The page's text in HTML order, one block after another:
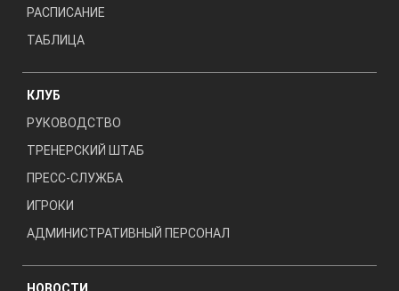
РАСПИСАНИЕ
ТАБЛИЦА
КЛУБ
РУКОВОДСТВО
ТРЕНЕРСКИЙ ШТАБ
ПРЕСС-СЛУЖБА
ИГРОКИ
АДМИНИСТРАТИВНЫЙ ПЕРСОНАЛ
НОВОСТИ